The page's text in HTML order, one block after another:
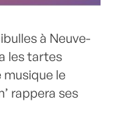
à Neuve-
les tartes
le
rappera ses